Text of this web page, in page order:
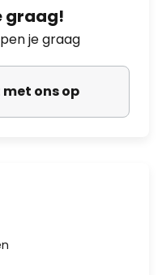
graag!
je graag
ons op